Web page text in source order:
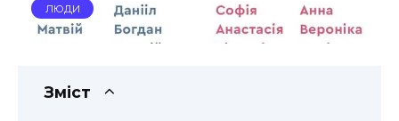
ЛЮДИ
Зміст